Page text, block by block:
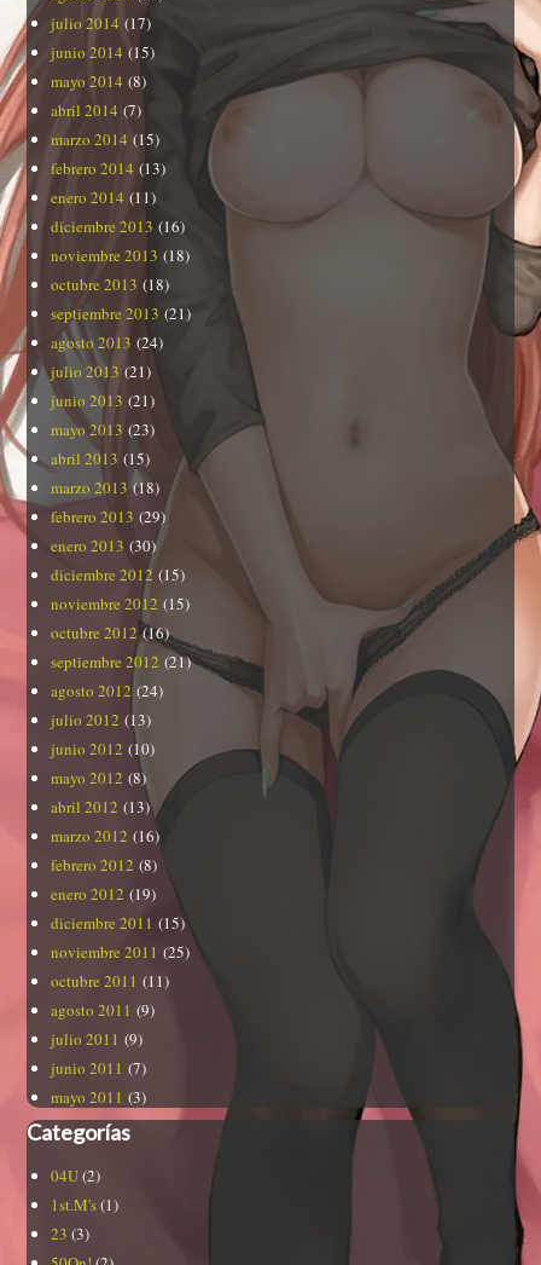
julio 2014 (17)
junio 2014 (15)
mayo 2014 (8)
abril 2014 (7)
marzo 2014 (15)
febrero 2014 (13)
enero 2014 (11)
diciembre 2013 (16)
noviembre 2013 (18)
octubre 2013 (18)
septiembre 2013 (21)
agosto 2013 (24)
julio 2013 (21)
junio 2013 (21)
mayo 2013 (23)
abril 2013 (15)
marzo 2013 (18)
febrero 2013 (29)
enero 2013 (30)
diciembre 2012 (15)
noviembre 2012 (15)
octubre 2012(16)
septiembre 2012 (21)
agosto 2012 (24)
julio 2012 (13)
junio 2012 (10)
mayo 2012 (8)
abril 2012 (13)
marzo 2012 (16)
febrero 2012 (8)
enero 2012 (19)
diciembre 2011 (15)
noviembre 2011 (25)
octubre 2011 (11)
agosto 2011 (9)
julio 2011 (9)
junio 2011 (7)
mayo 2011 (3)
Categorías
04U(2)
1st.M's(1)
23 (3)